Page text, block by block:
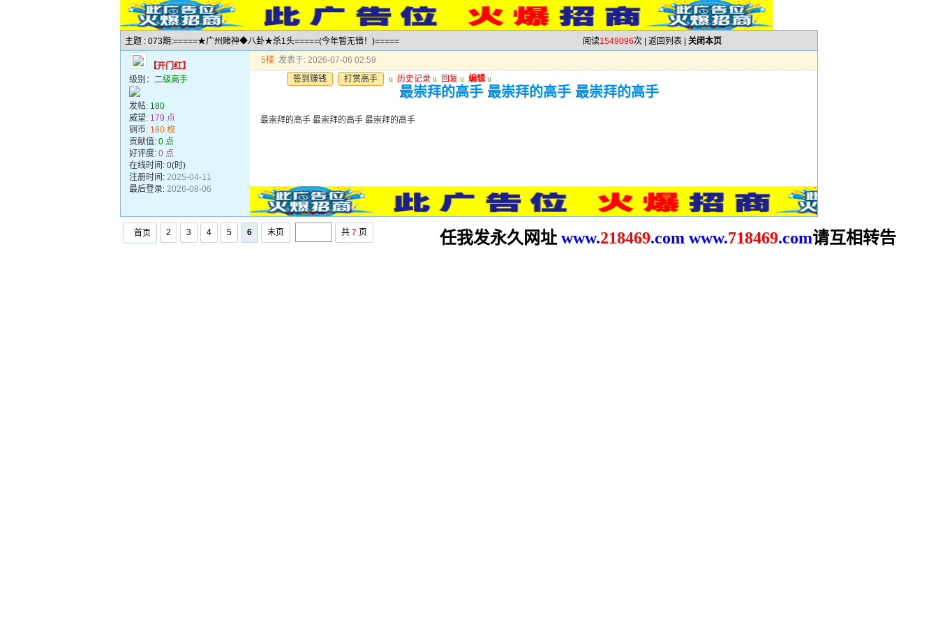
主题 : 073期:=====★广州赌神◆八卦★杀1头=====(今年暂无错！)===== 阅读1549096次 | 返回列表 关闭本页
【开门红】
级别： 二级高手
发帖: 180
威望: 179 点
铜币: 180 枚
贡献值: 0 点
好评度: 0 点
在线时间: 0(时)
注册时间: 2025-04-11
最后登录: 2026-08-06
5楼 发表于: 2026-07-06 02:59
签到赚钱
打赏高手 u 历史记录 u 回复 u 编辑 u
最崇拜的高手 最崇拜的高手 最崇拜的高手
最崇拜的高手 最崇拜的高手 最崇拜的高手
首页 2 3 4 5 6 末页 共 7 页 任我发永久网址 www.218469.com www.718469.com请互相转告